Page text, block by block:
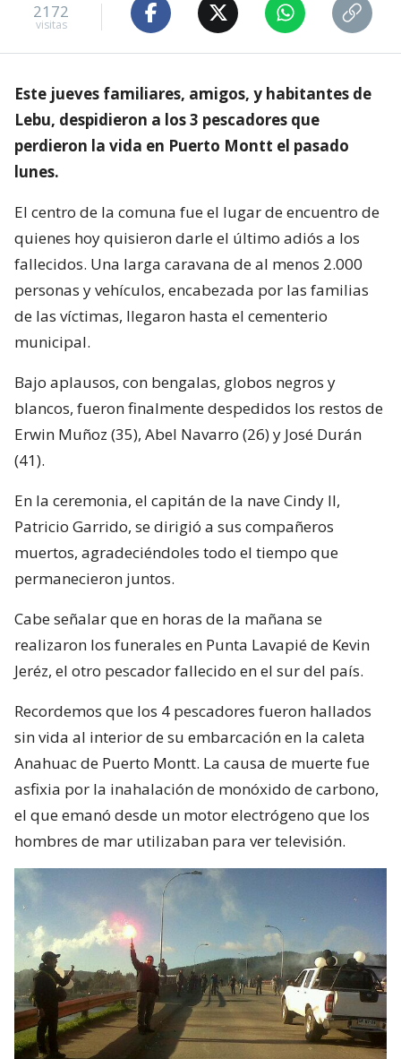
2172
visitas
Este jueves familiares, amigos, y habitantes de
Lebu, despidieron a los 3 pescadores que
perdieron la vida en Puerto Montt el pasado
lunes.
El centro de la comuna fue el lugar de encuentro de
quienes hoy quisieron darle el último adiós a los
fallecidos. Una larga caravana de al menos 2.000
personas y vehículos, encabezada por las familias
de las víctimas, llegaron hasta el cementerio
municipal.
Bajo aplausos, con bengalas, globos negros y
blancos, fueron finalmente despedidos los restos de
Erwin Muñoz (35), Abel Navarro (26) y José Durán
(41).
En la ceremonia, el capitán de la nave Cindy II,
Patricio Garrido, se dirigió a sus compañeros
muertos, agradeciéndoles todo el tiempo que
permanecieron juntos.
Cabe señalar que en horas de la mañana se
realizaron los funerales en Punta Lavapié de Kevin
Jeréz, el otro pescador fallecido en el sur del país.
Recordemos que los 4 pescadores fueron hallados
sin vida al interior de su embarcación en la caleta
Anahuac de Puerto Montt. La causa de muerte fue
asfixia por la inahalación de monóxido de carbono,
el que emanó desde un motor electrógeno que los
hombres de mar utilizaban para ver televisión.